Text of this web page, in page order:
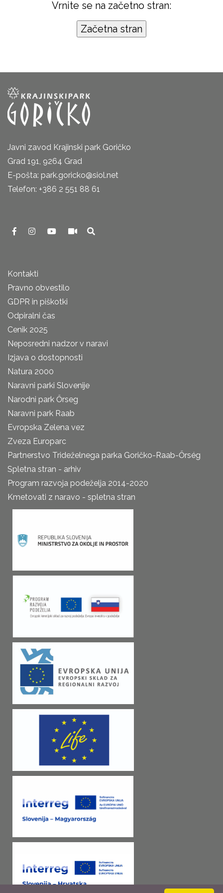
Vrnite se na začetno stran:
Javni zavod Krajinski park Goričko
Grad 191, 9264 Grad
E-pošta: park.goricko@siol.net
Telefon: +386 2 551 88 61
Kontakti
Pravno obvestilo
GDPR in piškotki
Odpiralni čas
Cenik 2025
Neposredni nadzor v naravi
Izjava o dostopnosti
Natura 2000
Naravni parki Slovenije
Narodni park Őrseg
Naravni park Raab
Evropska Zelena vez
Zveza Europarc
Partnerstvo Trideželnega parka Goričko-Raab-Őrség
Spletna stran - arhiv
Program razvoja podeželja 2014-2020
Kmetovati z naravo - spletna stran